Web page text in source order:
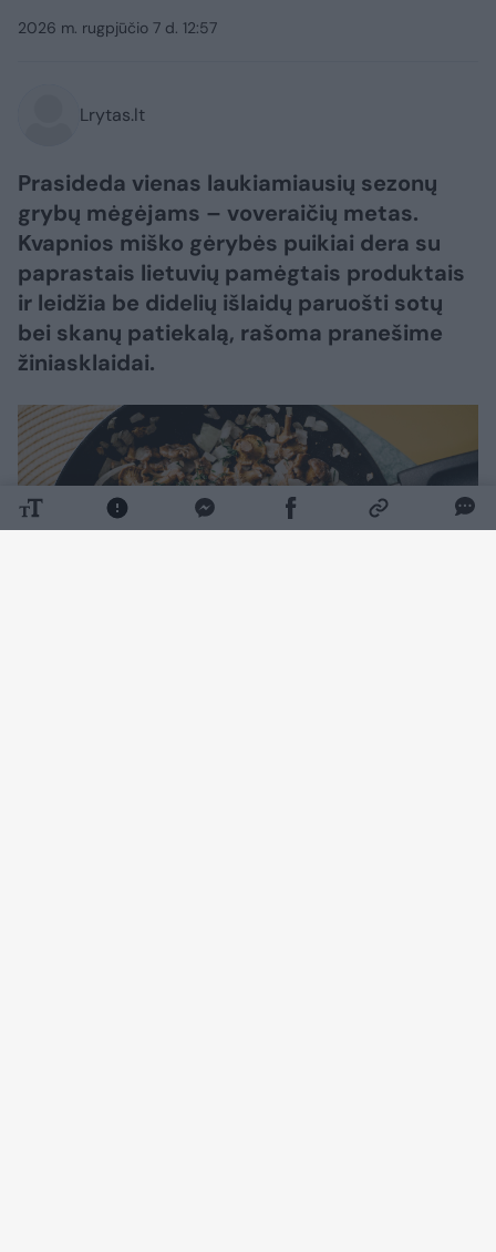
2026 m. rugpjūčio 7 d. 12:57
Lrytas.lt
Prasideda vienas laukiamiausių sezonų
grybų mėgėjams – voveraičių metas.
Kvapnios miško gėrybės puikiai dera su
paprastais lietuvių pamėgtais produktais
ir leidžia be didelių išlaidų paruošti sotų
bei skanų patiekalą, rašoma pranešime
žiniasklaidai.